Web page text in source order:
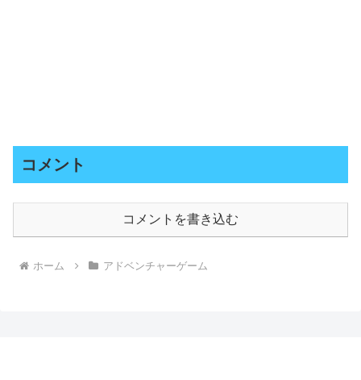
コメント
コメントを書き込む
ホーム アドベンチャーゲーム